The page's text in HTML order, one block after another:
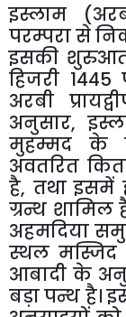
इस्लाम
परम्परा से
इसकी
हिजरी
अरबी
अनुसार,
मुहम्मद के
अवतरित
है, तथा इसमें
ग्रन्थ शामिल
अहमदिया
स्थल मस्जिद
आबादी के
बड़ा पन्थ है।